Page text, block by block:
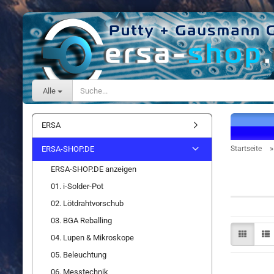
Alle
Startseite »
ERSA
ERSA-SHOP.DE
ERSA-SHOP.DE anzeigen
01. i-Solder-Pot
02. Lötdrahtvorschub
03. BGA Reballing
04. Lupen & Mikroskope
05. Beleuchtung
06. Messtechnik